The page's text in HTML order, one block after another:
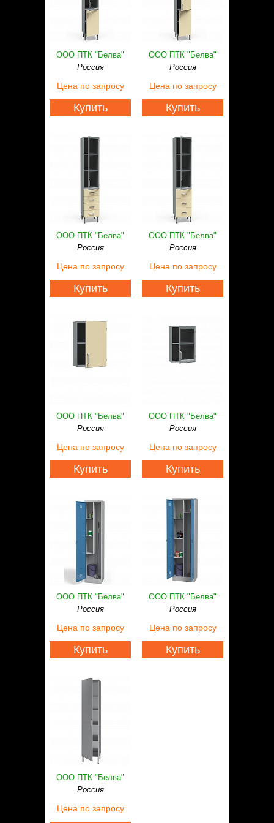
ООО ПТК "Белва"
Россия
Цена по запросу
Купить
ООО ПТК "Белва"
Россия
Цена по запросу
Купить
ООО ПТК "Белва"
Россия
Цена по запросу
Купить
ООО ПТК "Белва"
Россия
Цена по запросу
Купить
ООО ПТК "Белва"
Россия
Цена по запросу
Купить
ООО ПТК "Белва"
Россия
Цена по запросу
Купить
ООО ПТК "Белва"
Россия
Цена по запросу
Купить
ООО ПТК "Белва"
Россия
Цена по запросу
Купить
ООО ПТК "Белва"
Россия
Цена по запросу